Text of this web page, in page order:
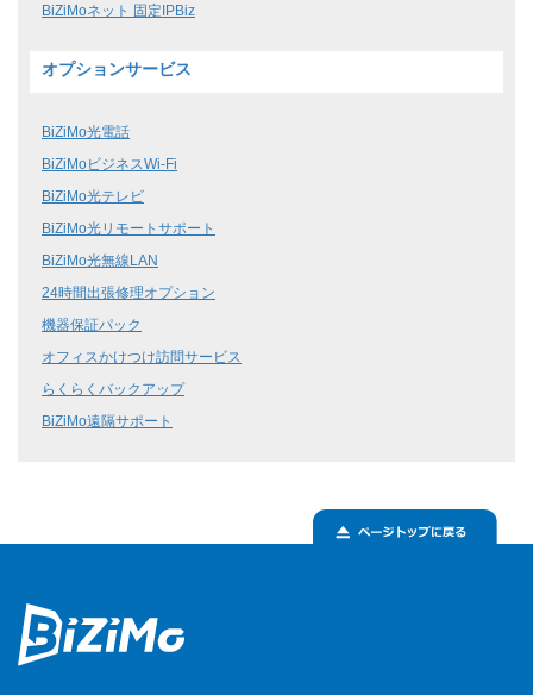
BiZiMoネット 固定IPBiz
オプションサービス
BiZiMo光電話
BiZiMoビジネスWi-Fi
BiZiMo光テレビ
BiZiMo光リモートサポート
BiZiMo光無線LAN
24時間出張修理オプション
機器保証パック
オフィスかけつけ訪問サービス
らくらくバックアップ
BiZiMo遠隔サポート